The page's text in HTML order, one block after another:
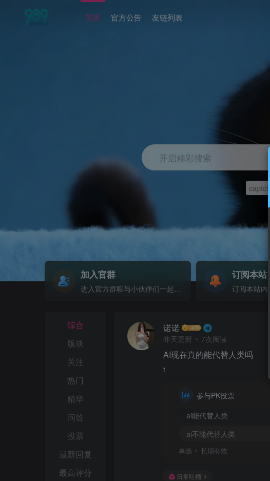
首页 官方公告 友链列表
开启精彩搜索
captcha
加入官群
进入官方群聊与小伙伴们一起聊天吧
订阅本站
综合
版块
关注
热门
精华
问答
投票
最新回复
最高评分
诺诺
昨天更新 7次阅读
AI现在真的能代替人类吗
t
参与PK投票
ai能代替人类
ai不能代替人类
单选 长期有效
日常吐槽